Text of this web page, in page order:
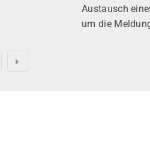
Austausch
um die